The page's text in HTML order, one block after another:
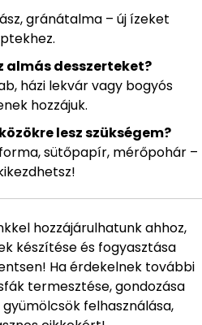
gránátalma – új ízeket
desszerteket?
házi lekvár vagy bogyós
hozzájuk.
lesz szükségem?
sütőpapír, mérőpohár –
hozzájárulhatunk ahhoz,
készítése és fogyasztása
Ha érdekelnek további
termesztése, gondozása
felhasználása,